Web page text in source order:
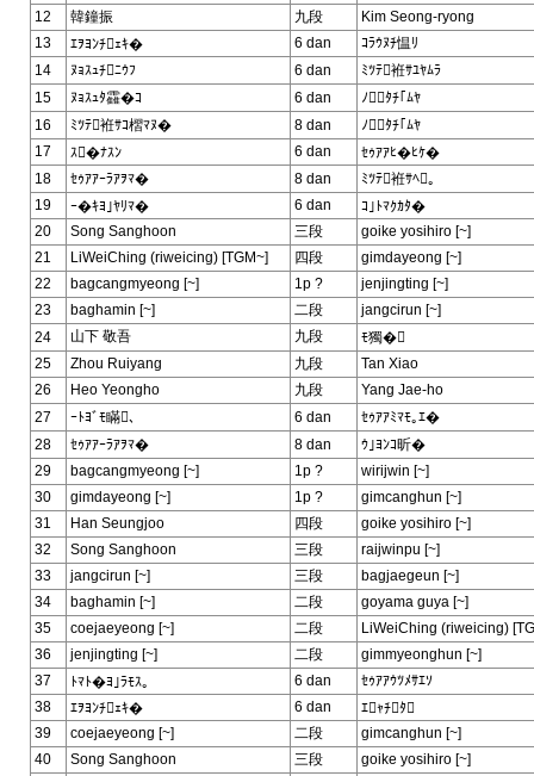
12
韓鐘振 九段
Kim Seong-ryong
13
ｴｦﾖﾝﾁｪｷ� 6 dan
ｺﾗｳﾇﾁ愠ﾘ
14
ﾇｮｽｭﾁﾆｳﾌ 6 dan
ﾐﾂﾃ袵ｻﾕﾔﾑﾗ
15
ﾇｮｽｭﾀ靃�ｺ 6 dan
ﾉﾀﾁ｢ﾑﾔ
16
ﾐﾂﾃ袵ｻｺ槢ﾏﾇ� 8 dan
ﾉﾀﾁ｢ﾑﾔ
17
ｽ�ﾅｽﾝ 6 dan
ｾｩｱｱﾋ�ﾋｹ�
18
ｾｩｱｱｰﾗｱｦﾏ� 8 dan
ﾐﾂﾃ袵ｻﾍ｡
19
ｰ�ｷﾖ｣ﾔﾘﾏ� 6 dan
ｺ｣ﾄﾏｸｶﾀ�
20
Song Sanghoon 三段
goike yosihiro [~]
21
LiWeiChing (riweicing) [TGM~] 四段
gimdayeong [~]
22
bagcangmyeong [~] 1p ?
jenjingting [~]
23
baghamin [~] 二段
jangcirun [~]
24
山下 敬吾 九段
ﾓ獨�
25
Zhou Ruiyang 九段
Tan Xiao
26
Heo Yeongho 九段
Yang Jae-ho
27
ｰﾄﾖﾞﾓ瞞､ 6 dan
ｾｩｱｱﾐﾏﾓ｡ｴ�
28
ｾｩｱｱｰﾗｱｦﾏ� 8 dan
ｳ｣ﾖﾝｺ昕�
29
bagcangmyeong [~] 1p ?
wirijwin [~]
30
gimdayeong [~] 1p ?
gimcanghun [~]
31
Han Seungjoo 四段
goike yosihiro [~]
32
Song Sanghoon 三段
raijwinpu [~]
33
jangcirun [~] 三段
bagjaegeun [~]
34
baghamin [~] 二段
goyama guya [~]
35
coejaeyeong [~] 二段
LiWeiChing (riweicing)
36
jenjingting [~] 二段
gimmyeonghun [~]
37
ﾄﾏﾄ�ﾖ｣ﾗﾓｽ｡ 6 dan
ｾｩｱｱｳﾂﾒｻｴｿ
38
ｴｦﾖﾝﾁｪｷ� 6 dan
ｴｬﾁﾀ
39
coejaeyeong [~] 二段
gimcanghun [~]
40
Song Sanghoon 三段
goike yosihiro [~]